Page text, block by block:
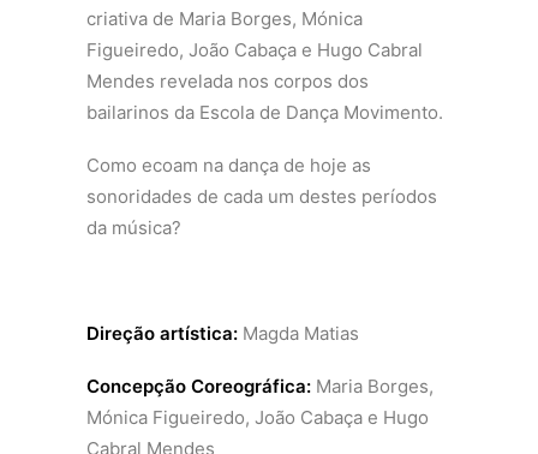
criativa de Maria Borges, Mónica
Figueiredo, João Cabaça e Hugo Cabral
Mendes revelada nos corpos dos
bailarinos da Escola de Dança Movimento.
Como ecoam na dança de hoje as
sonoridades de cada um destes períodos
da música?
Direção artística: Magda Matias
Concepção Coreográfica: Maria Borges,
Mónica Figueiredo, João Cabaça e Hugo
Cabral Mendes